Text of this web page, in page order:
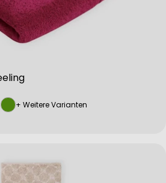
+ Weitere Varianten